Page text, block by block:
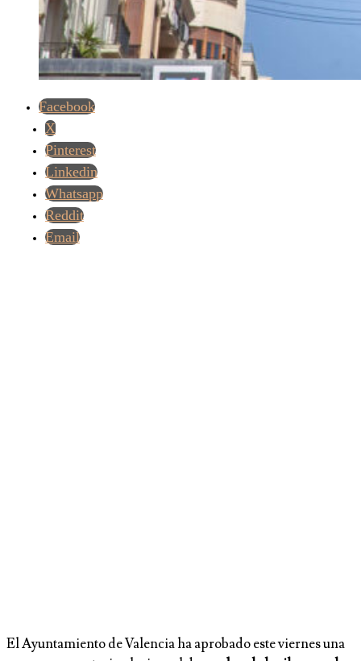
Facebook
X
Pinterest
Linkedin
Whatsapp
Reddit
Email
El Ayuntamiento de Valencia ha aprobado este viernes una